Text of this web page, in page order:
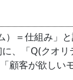
＝仕組み」
、「Q(クオ
顧客が欲しい